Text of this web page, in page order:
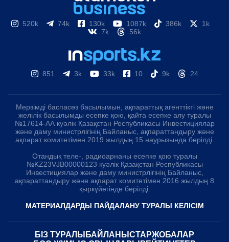
520k 74k 130k 1087k 386k
1k
7k
56k
851 3k 33k 10 9k 24
Мерзімді баспасөз басылымын, ақпараттық агенттікті және
желілік басылымды есепке қою, қайта есепке алу туралы
№17614-АА куәлік Қазақстан Республикасы Инвестициялар
және даму министрлігінің Байланыс, ақпараттандыру және
ақпарат комитетімен 2019 жылдың 15 наурызында берілді.
Отандық теле-, радиоарнаны есепке қою туралы
№KZ23VJB00000123 куәлік Қазақстан Республикасы
Инвестициялар және даму министрлігінің Байланыс,
ақпараттандыру және ақпарат комитетімен 2016 жылдың 8
қыркүйегінде берілді.
МАТЕРИАЛДАРДЫ ПАЙДАЛАНУ ТУРАЛЫ КЕЛІСІМ
БІЗ ТУРАЛЫ БАЙЛАНЫСТАРЖОБАЛАР